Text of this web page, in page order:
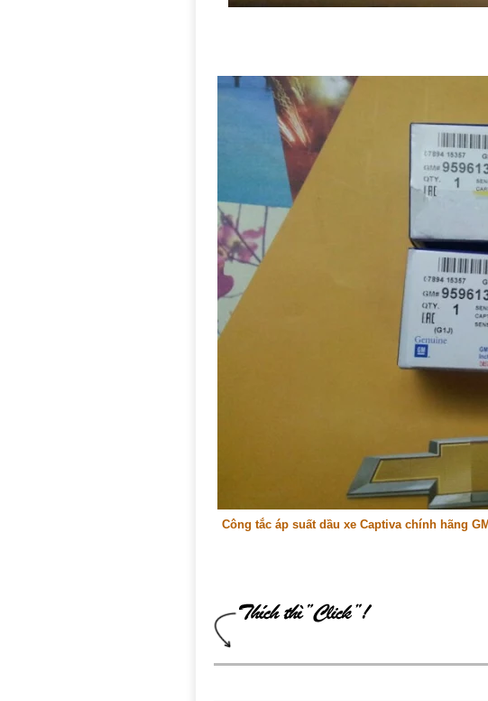
Công tắc áp suất dầu xe Captiva chính hãng